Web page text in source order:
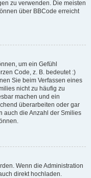
zu verwenden. Die meisten
über BBCode erreicht
um ein Gefühl
Code, z. B. bedeutet :)
Sie beim Verfassen eines
nicht zu häufig zu
machen und ein
überarbeiten oder gar
auch die Anzahl der Smilies
Wenn die Administration
direkt hochladen.